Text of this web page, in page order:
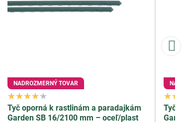
NADROZMERNÝ TOVAR
Tyč oporná k rastlinám a paradajkám
Garden SB 16/2100 mm – oceľ/plast
Tyč